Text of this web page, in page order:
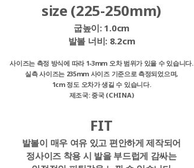
size (225-250mm)
굽높이:1.0cm
발볼 너비: 8.2cm
사이즈는 측정 방식에 따라 1-3mm 오차 범위가 있을 수 있습니다.
실측 사이즈는 235mm 사이즈 기준으로 측정되었으며,
1cm 정도 오차가 생길 수 있습니다.
제조국: 중국 (CHINA)
FIT
발볼이 매우 여유 있고 편안하게 제작되어
정사이즈 착용 시 발을 부드럽게 감싸는